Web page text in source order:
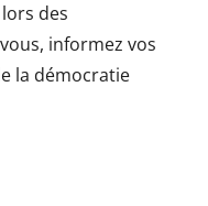
des
informez vos
la démocratie